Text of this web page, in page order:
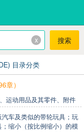
x 搜索
目录分类
章）
运动用品及其零件、附件
车及类似的带轮玩具；玩
缩小（按比例缩小）的模